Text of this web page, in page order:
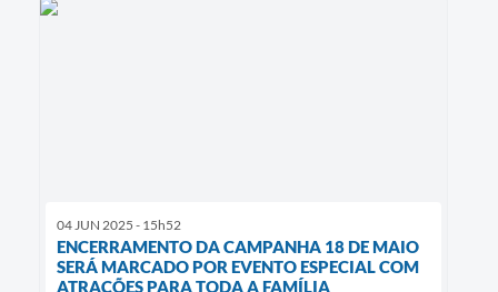
04 JUN 2025 - 15h52
ENCERRAMENTO DA CAMPANHA 18 DE MAIO
SERÁ MARCADO POR EVENTO ESPECIAL COM
ATRAÇÕES PARA TODA A FAMÍLIA